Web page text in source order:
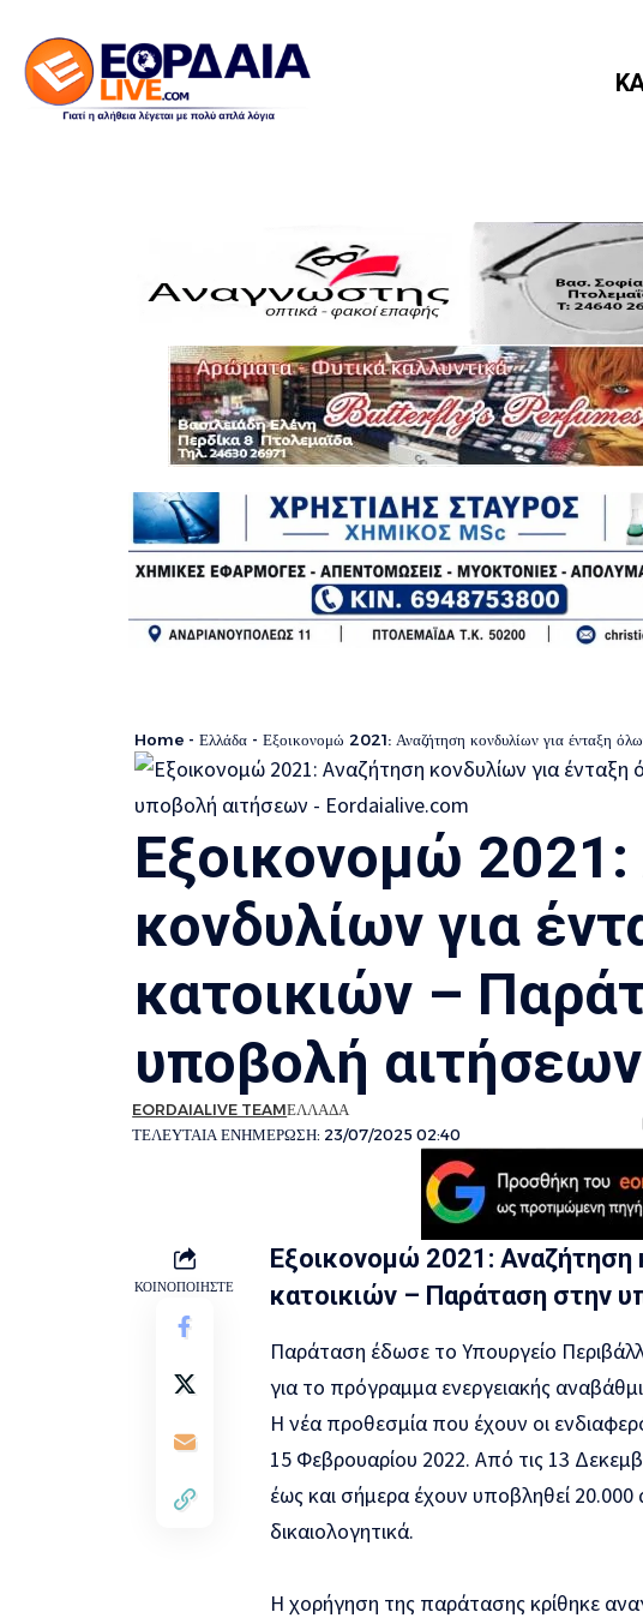
Home - Ελλάδα - Εξοικονομώ 2021: Αναζήτηση κονδυλίων για ένταξη
Εξοικονομώ
κονδυλίων για
κατοικιών –
υποβολή αιτήσεων
ΤΕΛΕΥΤΑΙΑ ΕΝΗΜΕΡΩΣΗ: 23/07/2025 02:40
EORDAIALIVE TEAMΕΛΛΑΔΑ
ΚΟΙΝΟΠΟΙΗΣΤΕ
Εξοικονομώ 2021: Αναζήτηση
κατοικιών – Παράταση στην
Παράταση έδωσε το Υπουργείο
για το πρόγραμμα ενεργειακής
Η νέα προθεσμία που έχουν οι
15 Φεβρουαρίου 2022. Από τις 13
έως και σήμερα έχουν υποβληθεί 20.000
δικαιολογητικά.
Η χορήγηση της παράτασης κρίθηκε